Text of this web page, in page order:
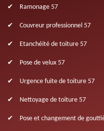
Ramonage 57
Couvreur professionnel 57
Etanchéité de toiture 57
Pose de velux 57
Urgence fuite de toiture 57
Nettoyage de toiture 57
Pose et changement de